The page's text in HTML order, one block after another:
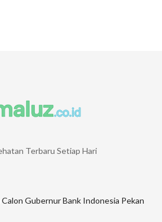
Terbaru Setiap Hari
Gubernur Bank Indonesia Pekan